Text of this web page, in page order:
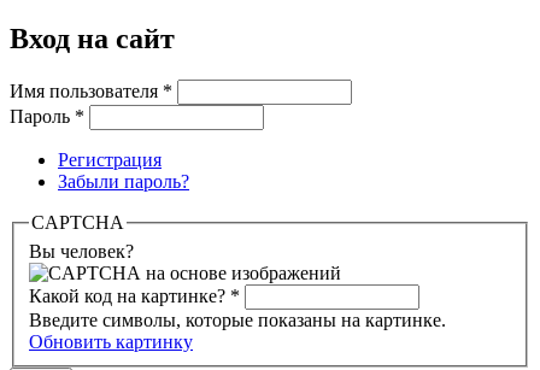
Вход на сайт
Имя пользователя *
Пароль *
Регистрация
Забыли пароль?
CAPTCHA
Вы человек?
Какой код на картинке? *
Введите символы, которые показаны на картинке.
Обновить картинку